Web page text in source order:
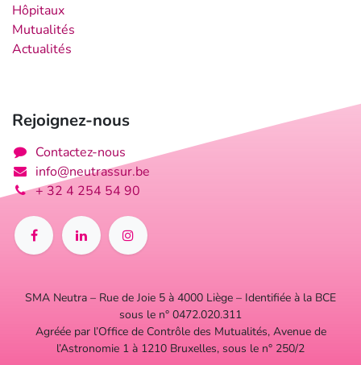
Hôpitaux
Mutualités
Actualités
Rejoignez-nous
Contactez-nous
info@neutrassur.be
+ 32 4 254 54 90
SMA Neutra – Rue de Joie 5 à 4000 Liège – Identifiée à la BCE
sous le n° 0472.020.311
Agréée par l’Office de Contrôle des Mutualités, Avenue de
l’Astronomie 1 à 1210 Bruxelles, sous le n° 250/2